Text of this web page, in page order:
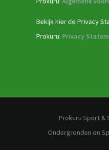
Bekijk hier de Privacy
Prokuru: Privacy
Prokuru Sport
Ondergronden en